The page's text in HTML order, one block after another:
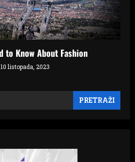
to Know About Fashion
10 listopada, 2023